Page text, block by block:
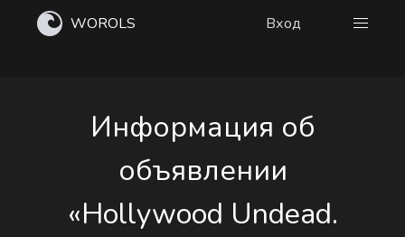
WOROLS Вход
Информация об
объявлении
«Hollywood Undead.